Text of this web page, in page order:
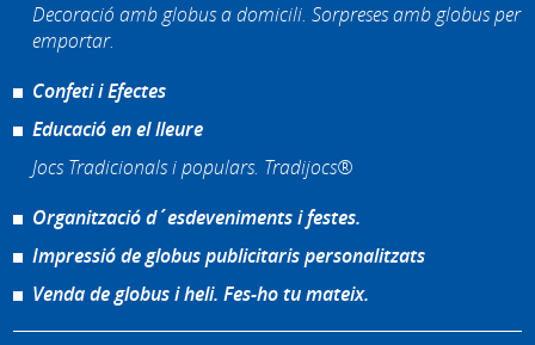
Decoració amb globus a domicili. Sorpreses amb globus per
emportar.
Confeti i Efectes
Educació en el lleure
Jocs Tradicionals i populars. Tradijocs®
Organització d´esdeveniments i festes.
Impressió de globus publicitaris personalitzats
Venda de globus i heli. Fes-ho tu mateix.